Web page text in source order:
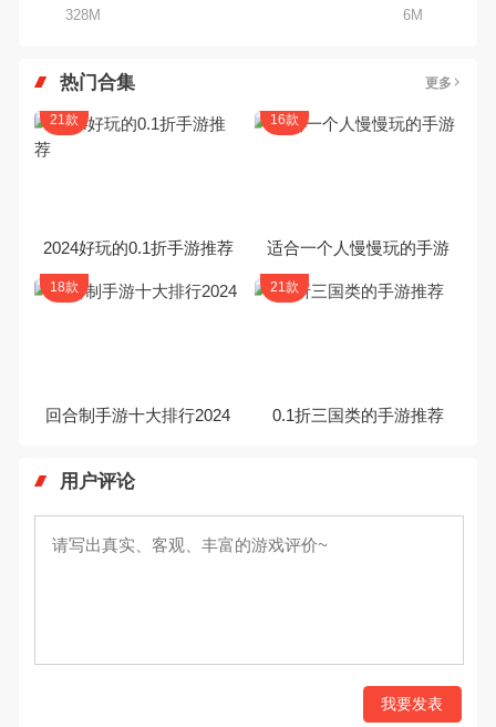
328M 6M
热门合集 更多
2024好玩的0.1折手游推荐
21款
适合一个人慢慢玩的手游
16款
回合制手游十大排行2024
18款
0.1折三国类的手游推荐
21款
用户评论
我要发表